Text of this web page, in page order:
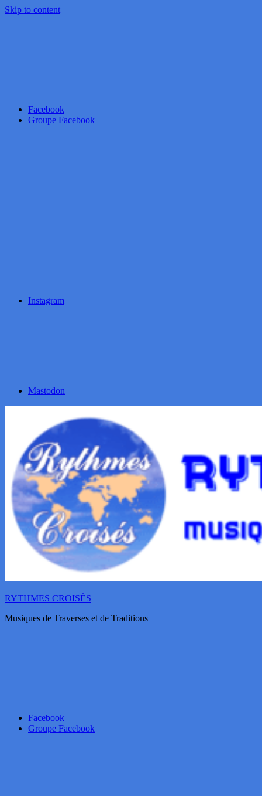
Skip to content
Facebook
Groupe Facebook
Instagram
Mastodon
RYTHMES CROISÉS
Musiques de Traverses et de Traditions
Facebook
Groupe Facebook